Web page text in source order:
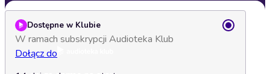
Dostępne w Klubie
W ramach subskrypcji Audioteka Klub
Dołącz do